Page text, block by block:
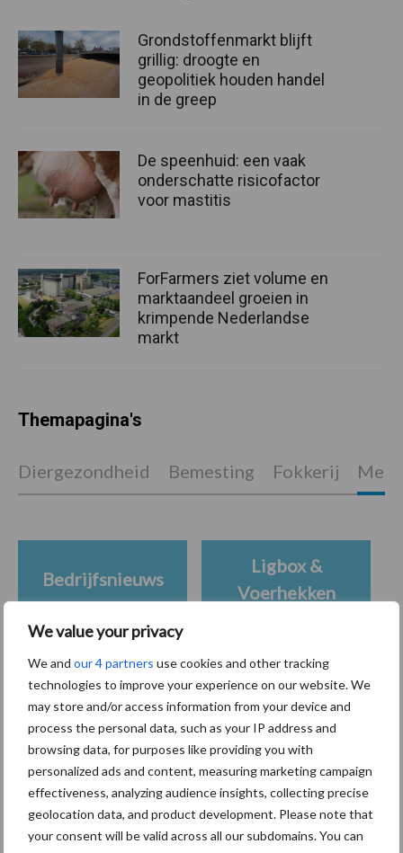
We value your privacy
We and our 4 partners use cookies and other tracking
technologies to improve your experience on our website. We
may store and/or access information from your device and
process the personal data, such as your IP address and
browsing data, for purposes like providing you with
personalized ads and content, measuring marketing campaign
effectiveness, analyzing audience insights, collecting precise
geolocation data, and product development. Please note that
your consent will be valid across all our subdomains. You can
Primaire
Sidebar
Recent nieuws Partner nieuws
Grondstoffenmarkt blijft grillig:
Grondstoffenmarkt blijft
grillig: droogte en
geopolitiek houden handel
in de greep
De speenhuid: een vaak
onderschatte risicofactor
voor mastitis
ForFarmers ziet volume en
marktaandeel groeien in
krimpende Nederlandse
markt
Themapagina's
Diergezondheid Bemesting Fokkerij
Bedrijfsnieuws
Ligbox &
Voerhekken
Toon meer